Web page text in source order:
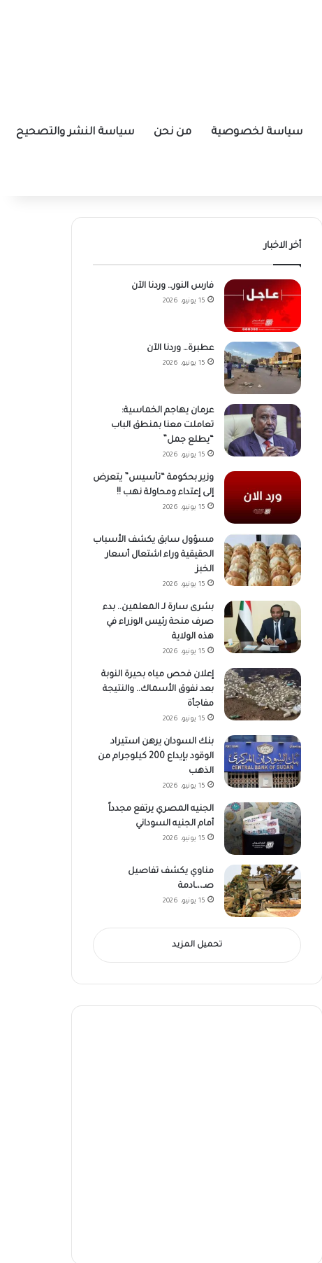
سياسة لخصوصية من نحن سياسة النشر والتصحيح
أخر الاخبار
فارس النور… وردنا الآن
15 يونيو، 2026
عطبرة… وردنا الآن
15 يونيو، 2026
عرمان يهاجم الخماسية:
تعاملت معنا بمنطق الباب
“يطلع جمل”
15 يونيو، 2026
وزير بحكومة “تأسيس” يتعرض
إلى إعتداء ومحاولة نهب !!
15 يونيو، 2026
مسؤول سابق يكشف الأسباب
الحقيقية وراء اشتعال أسعار
الخبز
15 يونيو، 2026
بشرى سارة لـ المعلمين.. بدء
صرف منحة رئيس الوزراء في
هذه الولاية
15 يونيو، 2026
إعلان فحص مياه بحيرة النوبة
بعد نفوق الأسماك.. والنتيجة
مفاجأة
15 يونيو، 2026
بنك السودان يرهن استيراد
الوقود بإيداع 200 كيلوجرام من
الذهب
15 يونيو، 2026
الجنيه المصري يرتفع مجدداً
أمام الجنيه السوداني
15 يونيو، 2026
مناوي يكشف تفاصيل
صـ،،ـادمة
15 يونيو، 2026
تحميل المزيد